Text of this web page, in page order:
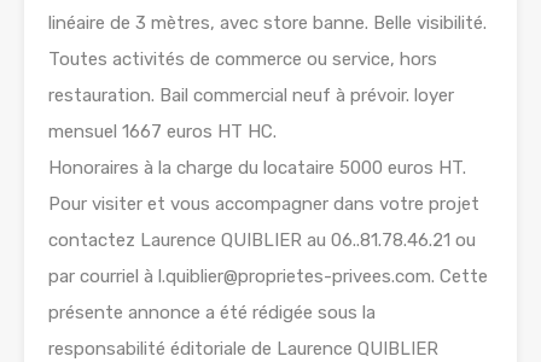
linéaire de 3 mètres, avec store banne. Belle visibilité.
Toutes activités de commerce ou service, hors
restauration. Bail commercial neuf à prévoir. loyer
mensuel 1667 euros HT HC.
Honoraires à la charge du locataire 5000 euros HT.
Pour visiter et vous accompagner dans votre projet
contactez Laurence QUIBLIER au 06..81.78.46.21 ou
par courriel à l.quiblier@proprietes-privees.com. Cette
présente annonce a été rédigée sous la
responsabilité éditoriale de Laurence QUIBLIER